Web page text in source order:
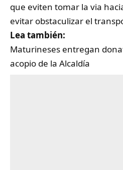
que eviten tomar la via
evitar obstaculizar el
Lea también:
Maturineses entregan
acopio de la Alcaldía